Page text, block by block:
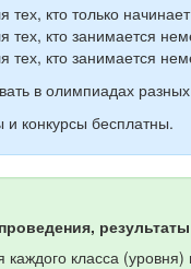
тех, кто только
тех, кто занимается
тех, кто занимается
в олимпиадах
конкурсы бесплатны.
класса (уровня)